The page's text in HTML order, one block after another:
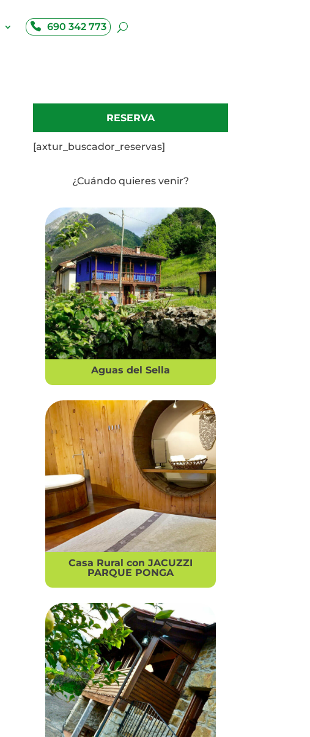
690 342 773
RESERVA
[axtur_buscador_reservas]
¿Cuándo quieres venir?
Aguas del Sella
Casa Rural con JACUZZI
PARQUE PONGA